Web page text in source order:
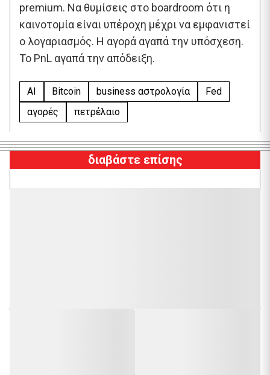
premium. Να θυμίσεις στο boardroom ότι η
καινοτομία είναι υπέροχη μέχρι να εμφανιστεί
ο λογαριασμός. Η αγορά αγαπά την υπόσχεση.
Το PnL αγαπά την απόδειξη.
AI Bitcoin business αστρολογία
Fed
αγορές
πετρέλαιο
διαβάστε επίσης